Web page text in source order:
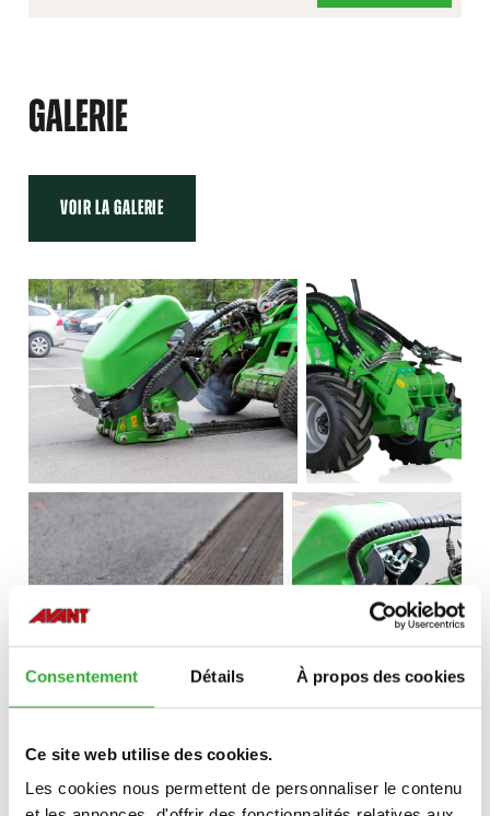
Consentement Détails À propos des cookies
Ce site web utilise des cookies.
Les cookies nous permettent de personnaliser le contenu
D’ASPHALTE
GALERIE
VOIR LA GALERIE